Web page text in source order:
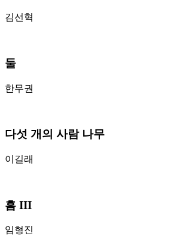
김선혁
둘
한무권
다섯 개의 사람 나무
이길래
흠 III
임형진